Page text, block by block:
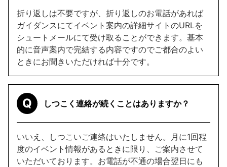
折り返しは不要ですが、折り返しのお電話があれば
ガイダンスにてイベント案内の詳細サイトのURLを
シュートメールにて受け取ることができます。基本
的に音声案内で完結する内容ですのでご都合のよい
ときにお聞きいただければ十分です。
Q しつこく連絡が続くことはありますか？
いいえ、しつこいご連絡はいたしません。月に1回程
度のイベント情報があるときに限り、ご案内させて
いただいております。お電話が不通の場合翌日にも